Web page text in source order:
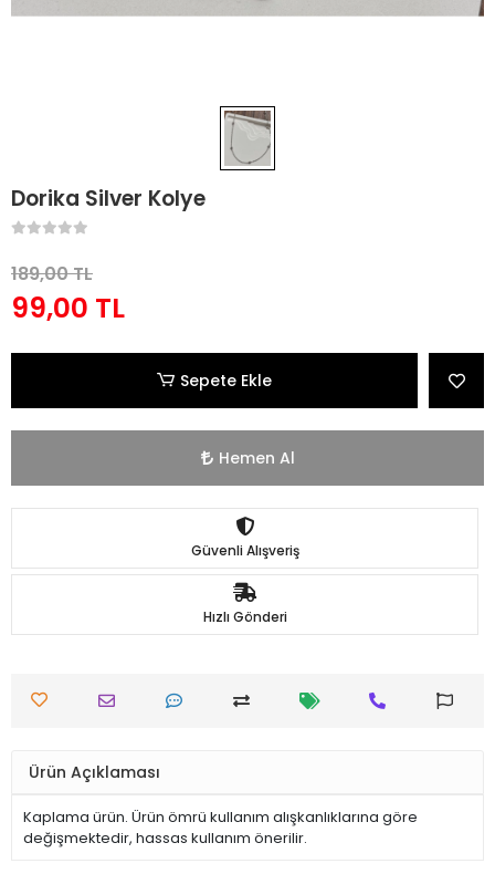
Dorika Silver Kolye
189,00 TL
99,00 TL
Sepete Ekle
Hemen Al
Güvenli Alışveriş
Hızlı Gönderi
Ürün Açıklaması
Kaplama ürün. Ürün ömrü kullanım alışkanlıklarına göre
değişmektedir, hassas kullanım önerilir.